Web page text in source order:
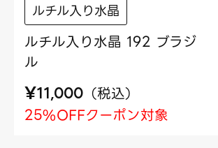
ルチル入り水晶
ルチル入り水晶 192 ブラジ
ル
¥11,000 （税込）
25%OFFクーポン対象